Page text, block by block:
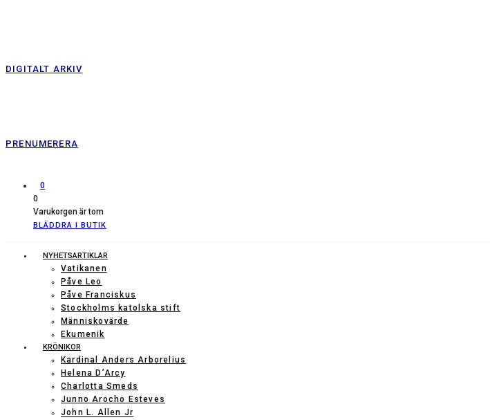
DIGITALT ARKIV
PRENUMERERA
0
0
Varukorgen är tom
BLÄDDRA I BUTIK
NYHETSARTIKLAR
Vatikanen
Påve Leo
Påve Franciskus
Stockholms katolska stift
Människovärde
Ekumenik
KRÖNIKOR
Kardinal Anders Arborelius
Helena D’Arcy
Charlotta Smeds
Junno Arocho Esteves
John L. Allen Jr